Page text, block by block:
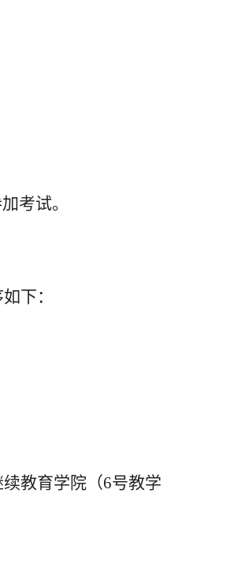
考试。
下：
教育学院（6号教学